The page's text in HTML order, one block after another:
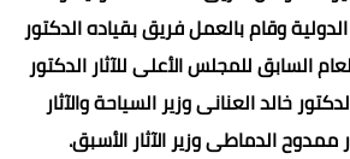
وقام بالعمل فريق بقياده الدكتور
السابق للمجلس الأعلى للآثار الدكتور
خالد العنانى وزير السياحة والآثار
ممدوح الدماطى وزير الآثار الأسبق.